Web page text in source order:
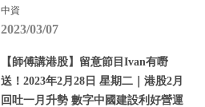
中資
2023/03/07
【師傅講港股】留意節目Ivan有嘢
送！2023年2月28日 星期二｜港股2月
回吐一月升勢 數字中國建設利好營運